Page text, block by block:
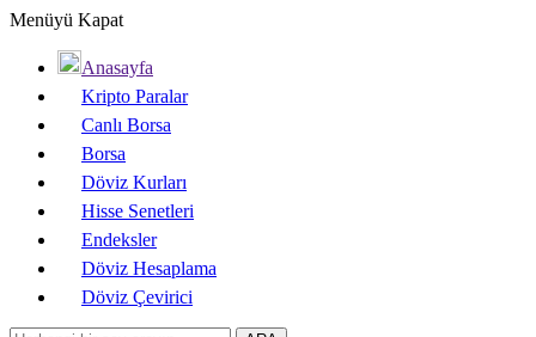
Menüyü Kapat
Anasayfa
Kripto Paralar
Canlı Borsa
Borsa
Döviz Kurları
Hisse Senetleri
Endeksler
Döviz Hesaplama
Döviz Çevirici